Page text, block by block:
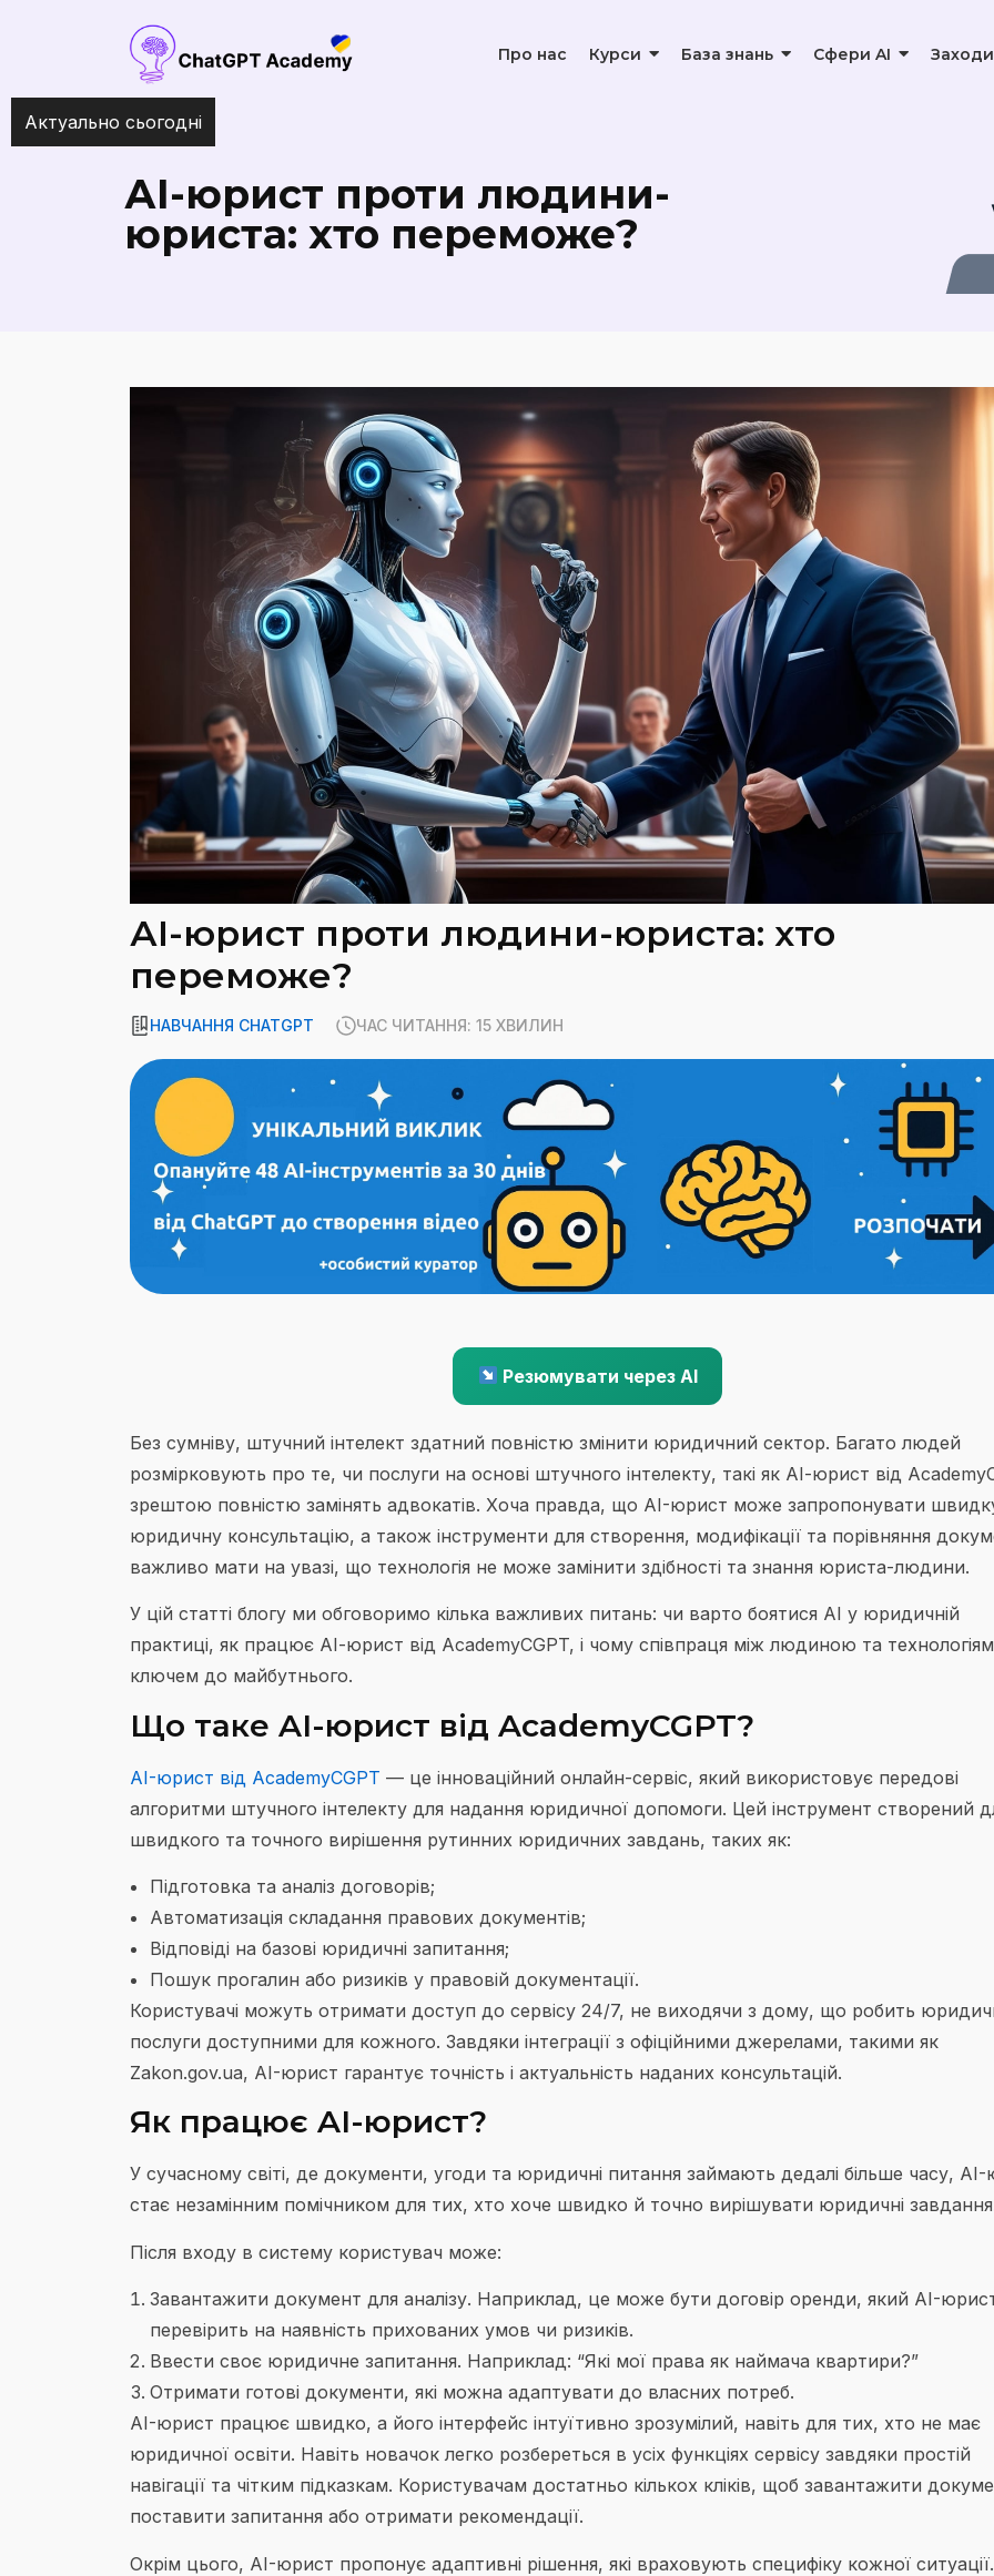
Про нас Курси База знань Сфери AI Заходи
Актуально сьогодні
АІ-юрист проти людини-
юриста: хто переможе?
АІ-юрист проти людини-юриста: хто
переможе?
НАВЧАННЯ CHATGPT ЧАС ЧИТАННЯ: 15 ХВИЛИН
Резюмувати через AI
Без сумнiву, штучний інтелект здатний повністю змінити юридичний сектор. Багато людей
розмірковують про те, чи послуги на основі штучного інтелекту, такі як АІ-юрист від
зрештою повністю замінять адвокатів. Хоча правда, що AI-юрист може запропонувати
юридичну консультацію, а також інструменти для створення, модифікації та порівняння
важливо мати на увазі, що технологія не може замінити здібності та знання юриста-людини.
У цій статті блогу ми обговоримо кілька важливих питань: чи варто боятися AI у юридичній
практиці, як працює АІ-юрист від AcademyCGPT, і чому співпраця між людиною та
ключем до майбутнього.
Що таке AI-юрист від AcademyCGPT?
AI-юрист від AcademyCGPT — це інноваційний онлайн-сервіс, який використовує передові
алгоритми штучного інтелекту для надання юридичної допомоги. Цей інструмент створений
швидкого та точного вирішення рутинних юридичних завдань, таких як:
Підготовка та аналіз договорів;
Автоматизація складання правових документів;
Відповіді на базові юридичні запитання;
Пошук прогалин або ризиків у правовій документації.
Користувачі можуть отримати доступ до сервісу 24/7, не виходячи з дому, що робить
послуги доступними для кожного. Завдяки інтеграції з офіційними джерелами, такими як
Zakon.gov.ua, AI-юрист гарантує точність і актуальність наданих консультацій.
Як працює AI-юрист?
У сучасному світі, де документи, угоди та юридичні питання займають дедалі більше часу,
стає незамінним помічником для тих, хто хоче швидко й точно вирішувати юридичні
Після входу в систему користувач може:
Завантажити документ для аналізу. Наприклад, це може бути договір оренди, який AI-
перевірить на наявність прихованих умов чи ризиків.
Ввести своє юридичне запитання. Наприклад: “Які мої права як наймача квартири?”
Отримати готові документи, які можна адаптувати до власних потреб.
AI-юрист працює швидко, а його інтерфейс інтуїтивно зрозумілий, навіть для тих, хто не має
юридичної освіти. Навіть новачок легко розбереться в усіх функціях сервісу завдяки простій
навігації та чітким підказкам. Користувачам достатньо кількох кліків, щоб завантажити
поставити запитання або отримати рекомендації.
Окрім цього, AI-юрист пропонує адаптивні рішення, які враховують специфіку кожної ситуації.